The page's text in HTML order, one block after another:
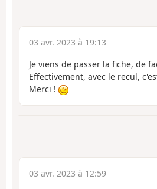
03 avr. 2023 à 19:13
Je viens de passer la fiche, de
Effectivement, avec le recul,
Merci !
03 avr. 2023 à 12:59